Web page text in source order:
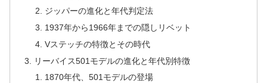
ジッパーの進化と年代判定法
1937年から1966年までの隠しリベット
Vステッチの特徴とその時代
リーバイス501モデルの進化と年代別特徴
1870年代、501モデルの登場